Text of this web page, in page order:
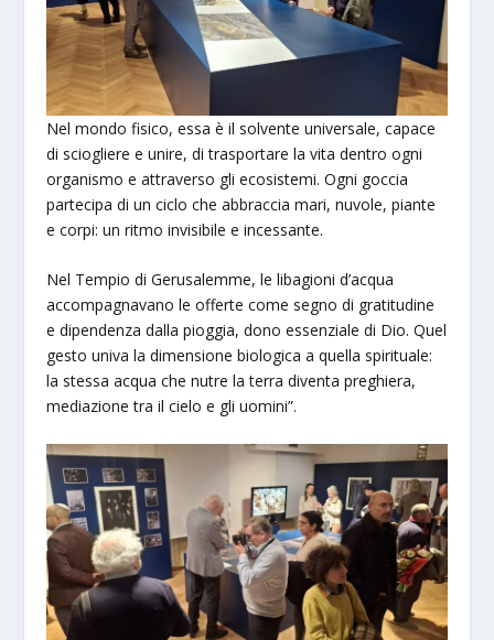
Nel mondo fisico, essa è il solvente universale, capace
di sciogliere e unire, di trasportare la vita dentro ogni
organismo e attraverso gli ecosistemi. Ogni goccia
partecipa di un ciclo che abbraccia mari, nuvole, piante
e corpi: un ritmo invisibile e incessante.
Nel Tempio di Gerusalemme, le libagioni d’acqua
accompagnavano le offerte come segno di gratitudine
e dipendenza dalla pioggia, dono essenziale di Dio. Quel
gesto univa la dimensione biologica a quella spirituale:
la stessa acqua che nutre la terra diventa preghiera,
mediazione tra il cielo e gli uomini”.